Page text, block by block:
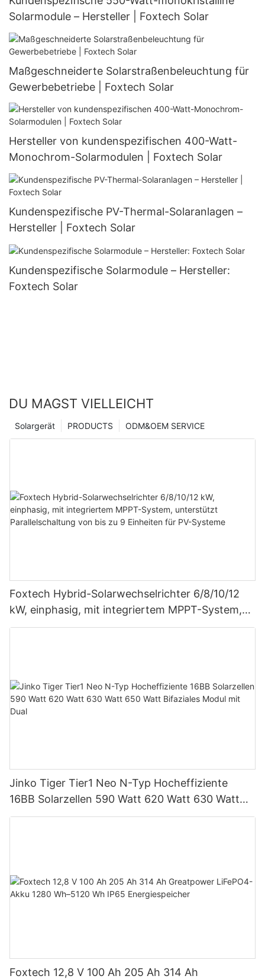
Solarmodule – Hersteller | Foxtech Solar
Maßgeschneiderte Solarstraßenbeleuchtung für
Gewerbebetriebe | Foxtech Solar
Hersteller von kundenspezifischen 400-Watt-
Monochrom-Solarmodulen | Foxtech Solar
Kundenspezifische PV-Thermal-Solaranlagen –
Hersteller | Foxtech Solar
Kundenspezifische Solarmodule – Hersteller:
Foxtech Solar
DU MAGST VIELLEICHT
ODM&OEM SERVICE
PRODUCTS
Solargerät
Foxtech Hybrid-Solarwechselrichter 6/8/10/12
kW, einphasig, mit integriertem MPPT-System,
unterstützt Parallelschaltung von bis zu 9
Jinko Tiger Tier1 Neo N-Typ Hocheffiziente
16BB Solarzellen 590 Watt 620 Watt 630 Watt
650 Watt Bifaziales Modul mit Dual
Foxtech 12,8 V 100 Ah 205 Ah 314 Ah